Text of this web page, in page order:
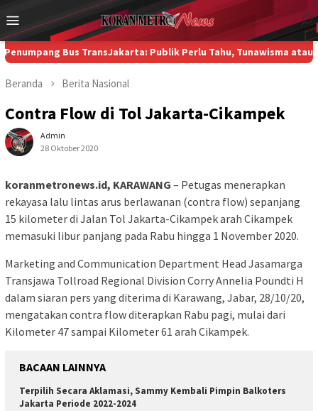
ke
konten
Menu
Mobile
Bus TransJakarta: Publik Perlu Tahu, Tunawisma atau Bukan?
Beranda Berita Nasional
Contra Flow di Tol Jakarta-Cikampek
Admin
28 Oktober 2020
koranmetronews.id, KARAWANG – Petugas menerapkan
rekayasa lalu lintas arus berlawanan (contra flow) sepanjang
15 kilometer di Jalan Tol Jakarta-Cikampek arah Cikampek
memasuki libur panjang pada Rabu hingga 1 November 2020.
Marketing and Communication Department Head Jasamarga
Transjawa Tollroad Regional Division Corry Annelia Poundti H
dalam siaran pers yang diterima di Karawang, Jabar, 28/10/20,
mengatakan contra flow diterapkan Rabu pagi, mulai dari
Kilometer 47 sampai Kilometer 61 arah Cikampek.
BACAAN LAINNYA
Terpilih Secara Aklamasi, Sammy Kembali Pimpin Balkoters
Jakarta Periode 2022-2024